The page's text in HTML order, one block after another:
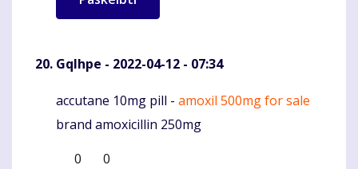
Gqlhpe - 2022-04-12 - 07:34
Komentaras
accutane 10mg pill - amoxil 500mg for sale
brand amoxicillin 250mg
0
0